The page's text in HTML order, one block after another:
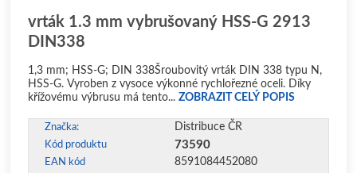
vrták 1.3 mm vybrušovaný HSS-G 2913
DIN338
1,3 mm; HSS-G; DIN 338Šroubovitý vrták DIN 338 typu N,
HSS-G. Vyroben z vysoce výkonné rychlořezné oceli. Díky
křížovému výbrusu má tento... ZOBRAZIT CELÝ POPIS
Značka: Distribuce ČR
Kód produktu 73590
EAN kód 8591084452080